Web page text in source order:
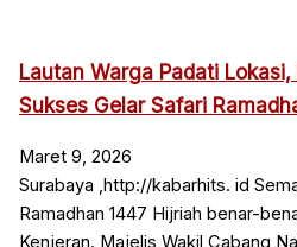
Lautan Warga Padati
Sukses Gelar Safari
Maret 9, 2026
Surabaya ,http://kabarhits. id
Ramadhan 1447 Hijriah benar-
Kenjeran. Majelis Wakil Cabang